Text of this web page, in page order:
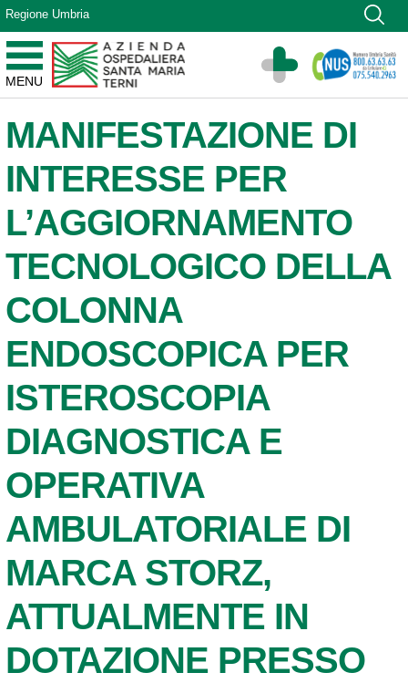
Vai ai contenuti
Vai al menu di navigazione
Vai al footer
Regione Umbria
MENU
Azienda Ospedaliera Santa Maria di Terni
Sito Istituzionale
MANIFESTAZIONE DI
INTERESSE PER
L’AGGIORNAMENTO
TECNOLOGICO DELLA
COLONNA
ENDOSCOPICA PER
ISTEROSCOPIA
DIAGNOSTICA E
OPERATIVA
AMBULATORIALE DI
MARCA STORZ,
ATTUALMENTE IN
DOTAZIONE PRESSO